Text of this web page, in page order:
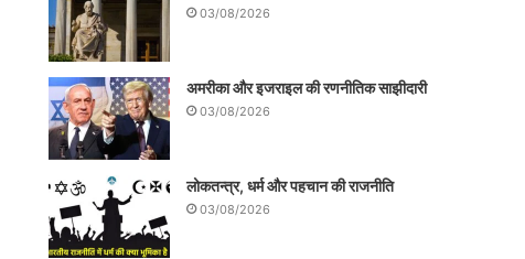
03/08/2026
अमरीका और इजराइल की रणनीतिक साझीदारी
03/08/2026
लोकतन्त्र, धर्म और पहचान की राजनीति
03/08/2026